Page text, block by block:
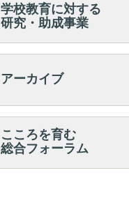
学校教育に対する
研究・助成事業
アーカイブ
こころを育む
総合フォーラム